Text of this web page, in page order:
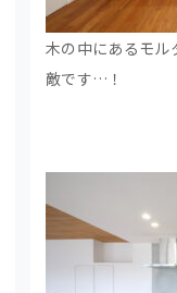
木の中にあるモル
敵です…！